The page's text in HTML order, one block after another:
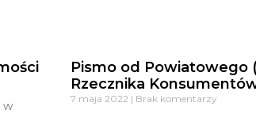
w
Pismo od Powiatowego
Rzecznika
7 maja 2022 Brak komentarzy